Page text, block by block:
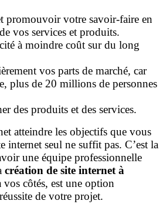
promouvoir votre savoir-faire en
vos services et produits.
à moindre coût sur du long
vos parts de marché, car
plus de 20 millions de personnes
des produits et des services.
atteindre les objectifs que vous
internet seul ne suffit pas. C’est la
une équipe professionnelle
création de site internet à
vos côtés, est une option
de votre projet.